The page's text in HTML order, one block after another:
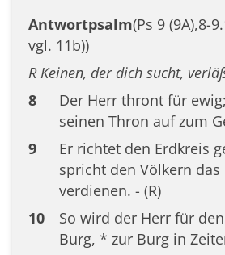
Antwortpsalm(Ps 9 (9A),8-
vgl. 11b))
R Keinen, der dich sucht,
8
Der Herr thront für
seinen Thron auf zum
9
Er richtet den Erdkreis
spricht den Völkern
verdienen. - (R)
10
So wird der Herr für
Burg, * zur Burg in